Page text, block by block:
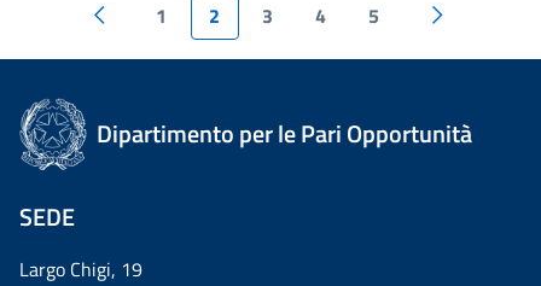
1 2 3 4 5
Dipartimento per le Pari Opportunità
SEDE
Largo Chigi, 19